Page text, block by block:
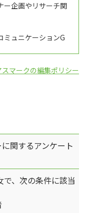
ー企画やリサーチ関
ュニケーションG
スマークの編集ポリシー
関するアンケート
、次の条件に該当